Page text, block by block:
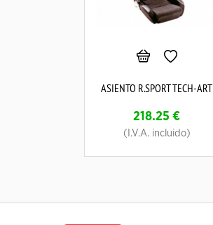
ASIENTO R.SPORT TECH-ART
218.25 €
(I.V.A. incluido)